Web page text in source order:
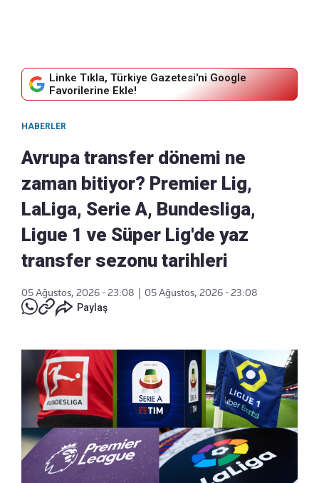
Linke Tıkla, Türkiye Gazetesi'ni Google
Favorilerine Ekle!
HABERLER
Avrupa transfer dönemi ne
zaman bitiyor? Premier Lig,
LaLiga, Serie A, Bundesliga,
Ligue 1 ve Süper Lig'de yaz
transfer sezonu tarihleri
05 Ağustos, 2026 - 23:08
05 Ağustos, 2026 - 23:08
Paylaş